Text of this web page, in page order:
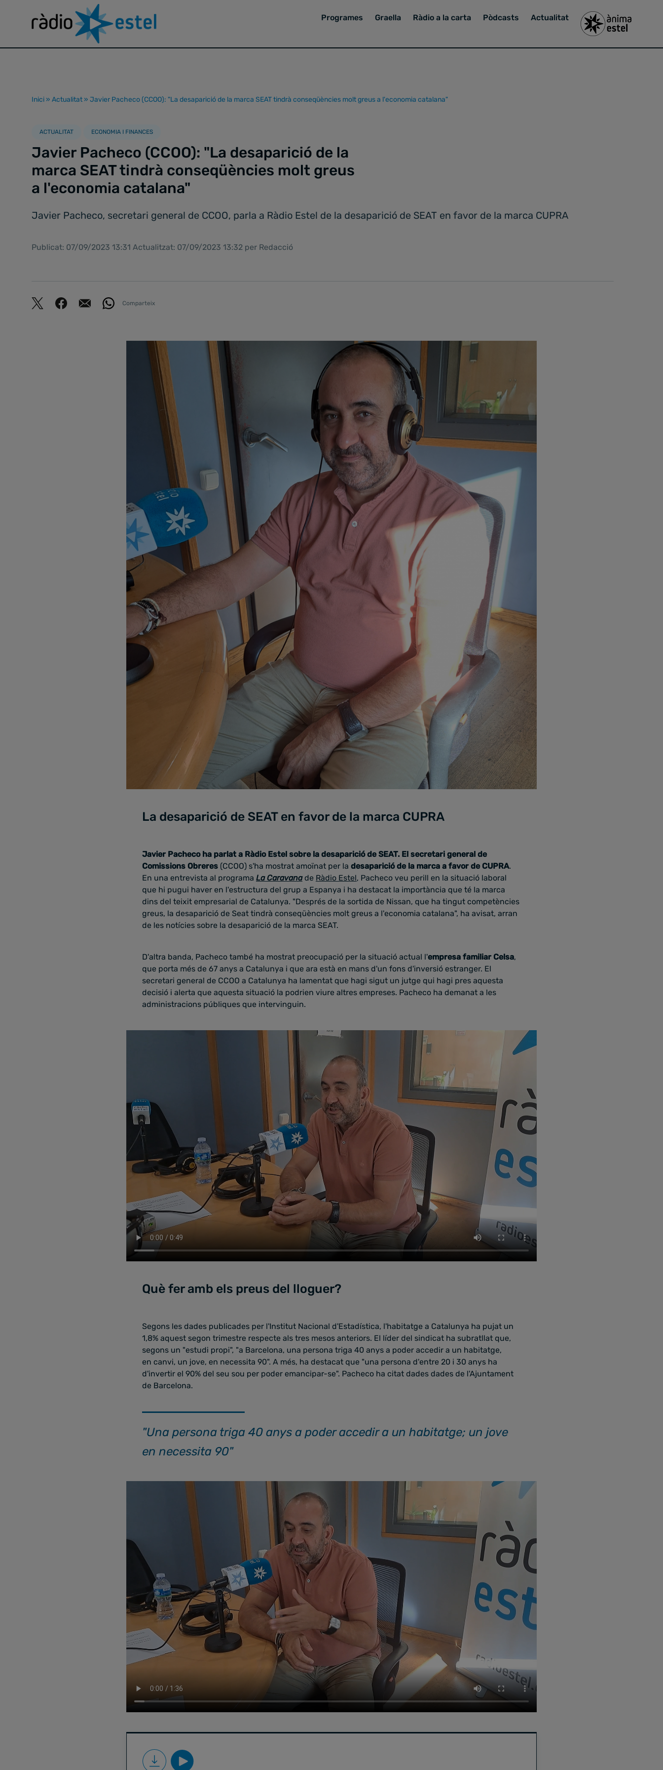
Programes Graella Ràdio a la carta Pòdcasts Actualitat
Inici » Actualitat » Javier Pacheco (CCOO): "La desaparició de la marca SEAT tindrà conseqüències molt greus a l'economia catalana"
ACTUALITAT ECONOMIA I FINANCES
Javier Pacheco (CCOO): "La desaparició de la
marca SEAT tindrà conseqüències molt greus
a l'economia catalana"
Javier Pacheco, secretari general de CCOO, parla a Ràdio Estel de la desaparició de SEAT en favor de la marca CUPRA
Publicat: 07/09/2023 13:31 Actualitzat: 07/09/2023 13:32 per Redacció
Comparteix
La desaparició de SEAT en favor de la marca CUPRA
Javier Pacheco ha parlat a Ràdio Estel sobre la desaparició de SEAT. El secretari general de
Comissions Obreres (CCOO) s'ha mostrat amoïnat per la desaparició de la marca a favor de CUPRA.
En una entrevista al programa La Caravanade Ràdio Estel, Pacheco veu perill en la situació laboral
que hi pugui haver en l'estructura del grup a Espanya i ha destacat la importància que té la marca
dins del teixit empresarial de Catalunya. "Després de la sortida de Nissan, que ha tingut competències
greus, la desaparició de Seat tindrà conseqüències molt greus a l'economia catalana", ha avisat, arran
de les notícies sobre la desaparició de la marca SEAT.
D'altra banda, Pacheco també ha mostrat preocupació per la situació actual l'empresa familiar Celsa,
que porta més de 67 anys a Catalunya i que ara està en mans d'un fons d'inversió estranger. El
secretari general de CCOO a Catalunya ha lamentat que hagi sigut un jutge qui hagi pres aquesta
decisió i alerta que aquesta situació la podrien viure altres empreses. Pacheco ha demanat a les
administracions públiques que intervinguin.
Què fer amb els preus del lloguer?
Segons les dades publicades per l'Institut Nacional d'Estadística, l'habitatge a Catalunya ha pujat un
1,8% aquest segon trimestre respecte als tres mesos anteriors. El líder del sindicat ha subratllat que,
segons un "estudi propi", "a Barcelona, una persona triga 40 anys a poder accedir a un habitatge,
en canvi, un jove, en necessita 90". A més, ha destacat que "una persona d'entre 20 i 30 anys ha
d'invertir el 90% del seu sou per poder emancipar-se". Pacheco ha citat dades dades de l'Ajuntament
de Barcelona.
"Una persona triga 40 anys a poder accedir a un habitatge; un jove
en necessita 90"